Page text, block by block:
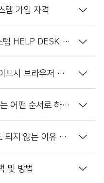
템 가입 자격
DESK 운영 시간
우저 캐시 삭제 방법
떤 순서로 하나요?
결방법 (PDF 파일 만들기)
및 방법